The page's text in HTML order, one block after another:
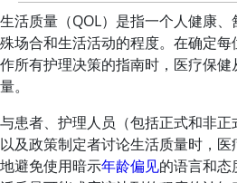
生活质量（QOL）是指一个人健康
殊场合和生活活动的程度。在确定
作所有护理决策的指南时，医疗保
量。
与患者、护理人员（包括正式和非
以及政策制定者讨论生活质量时，
地避免使用暗示年龄偏见的语言和态